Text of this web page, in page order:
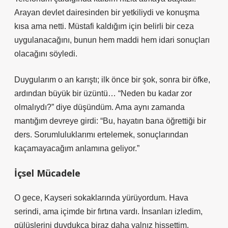
Arayan devlet dairesinden bir yetkiliydi ve konuşma
kısa ama netti. Müstafi kaldığım için belirli bir ceza
uygulanacağını, bunun hem maddi hem idari sonuçları
olacağını söyledi.
Duygularım o an karıştı; ilk önce bir şok, sonra bir öfke,
ardından büyük bir üzüntü… “Neden bu kadar zor
olmalıydı?” diye düşündüm. Ama aynı zamanda
mantığım devreye girdi: “Bu, hayatın bana öğrettiği bir
ders. Sorumluluklarımı ertelemek, sonuçlarından
kaçamayacağım anlamına geliyor.”
İçsel Mücadele
O gece, Kayseri sokaklarında yürüyordum. Hava
serindi, ama içimde bir fırtına vardı. İnsanları izledim,
gülüşlerini duydukça biraz daha yalnız hissettim.